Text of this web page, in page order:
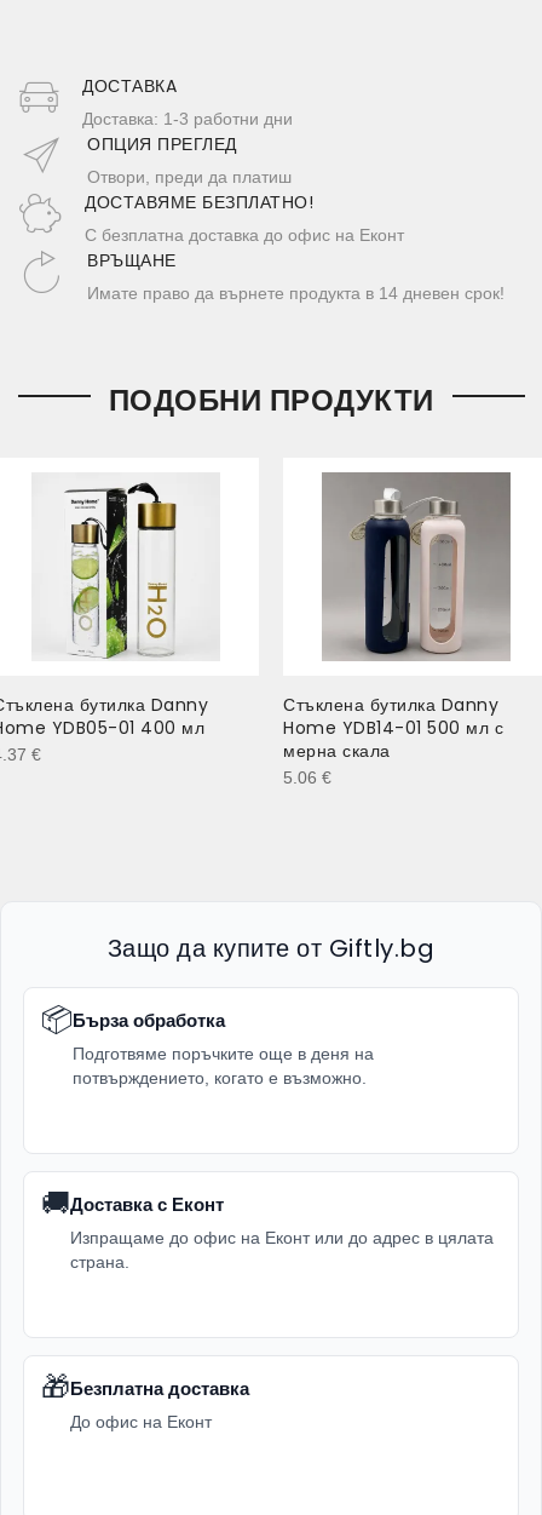
ДОСТАВКA
Доставка: 1-3 работни дни
ОПЦИЯ ПРЕГЛЕД
Отвори, преди да платиш
ДОСТАВЯМЕ БЕЗПЛАТНО!
С безплатна доставка до офис на Еконт
ВРЪЩАНЕ
Имате право да върнете продукта в 14 дневен срок!
ПОДОБНИ ПРОДУКТИ
бутилка Danny
YDB05-01 400 мл
€
Стъклена бутилка Danny
Home YDB14-01 500 мл с
мерна скала
5.06 €
Защо да купите от Giftly.bg
📦Бърза обработка
Подготвяме поръчките още в деня на
потвърждението, когато е възможно.
🚚Доставка с Еконт
Изпращаме до офис на Еконт или до адрес в цялата
страна.
🎁Безплатна доставка
До офис на Еконт